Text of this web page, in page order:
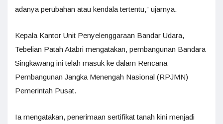
adanya perubahan atau kendala tertentu,” ujarnya.
Kepala Kantor Unit Penyelenggaraan Bandar Udara,
Tebelian Patah Atabri mengatakan, pembangunan Bandara
Singkawang ini telah masuk ke dalam Rencana
Pembangunan Jangka Menengah Nasional (RPJMN)
Pemerintah Pusat.
Ia mengatakan, penerimaan sertifikat tanah kini menjadi